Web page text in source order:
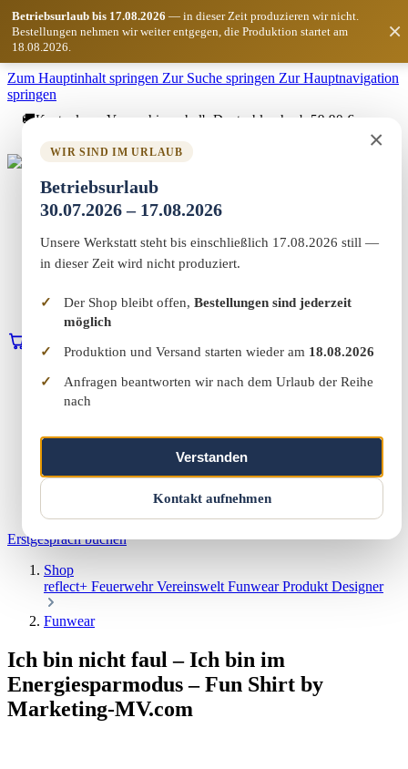
Zum Hauptinhalt springen Zur Suche springen Zur Hauptnavigation
springen
Betriebsurlaub bis 17.08.2026 — in dieser Zeit produzieren wir nicht.
Bestellungen nehmen wir weiter entgegen, die Produktion startet am
18.08.2026.
×
×
WIR SIND IM URLAUB
Betriebsurlaub
30.07.2026 – 17.08.2026
Unsere Werkstatt steht bis einschließlich 17.08.2026 still —
in dieser Zeit wird nicht produziert.
Der Shop bleibt offen, Bestellungen sind jederzeit
möglich
Produktion und Versand starten wieder am 18.08.2026
Anfragen beantworten wir nach dem Urlaub der Reihe
nach
Verstanden
Kontakt aufnehmen
🚚Kostenloser Versand innerhalb Deutschlands ab 59,90 €
Marketing-MV
Home
Shop
Vereinswelt
Reflect+
Kontakt
Warenkorb Erstgespräch buchen
Home
Marketing & Web
Reflect+
Über uns
Erstgespräch buchen
Shop
reflect+ FeuerwehrVereinswelt FunwearProdukt Designer
Funwear
Ich bin nicht faul – Ich bin im
Energiesparmodus – Fun Shirt by
Marketing-MV.com